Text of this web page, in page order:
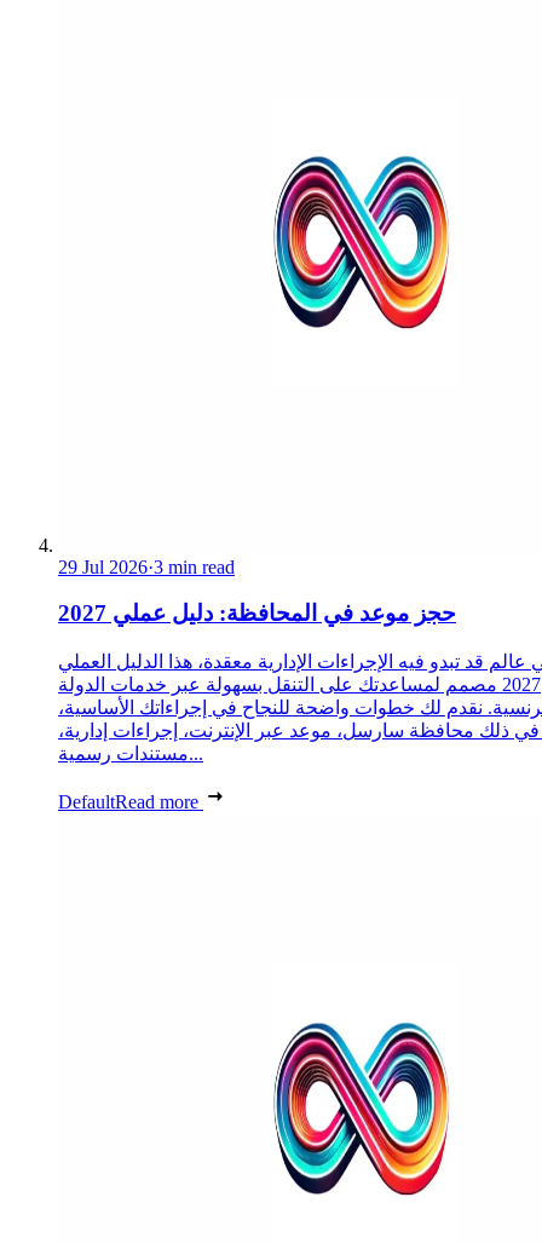
29 Jul 2026·3 min read
حجز موعد في المحافظة: دليل عملي 2027
عالم قد تبدو فيه الإجراءات الإدارية معقدة، هذا الدليل العملي
2027 مصمم لمساعدتك على التنقل بسهولة عبر خدمات الدولة
نقدم لك خطوات واضحة للنجاح في إجراءاتك الأساسية،
في ذلك محافظة سارسل، موعد عبر الإنترنت، إجراءات إدارية،
مستندات رسمية...
DefaultRead more